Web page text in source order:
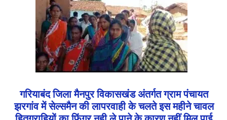
गरियाबंद जिला मैनपुर विकासखंड अंतर्गत ग्राम पंचायत
झरगांव में सेल्समैन की लापरवाही के चलते इस महीने चावल